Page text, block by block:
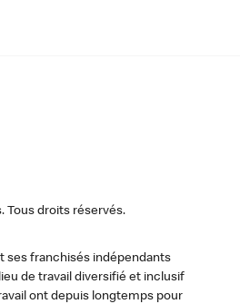
Tous droits réservés.
ses franchisés indépendants
de travail diversifié et inclusif
ont depuis longtemps pour